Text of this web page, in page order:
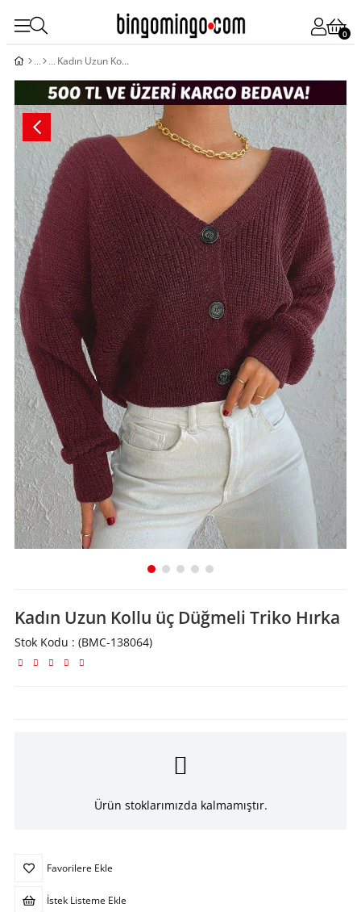
0
Kadın Uzun Kollu üç Düğmeli Triko Hırka
Kadın Uzun Kollu üç Düğmeli Triko Hırka
Stok Kodu (BMC-138064)
Ürün stoklarımızda kalmamıştır.
Favorilere Ekle
İstek Listeme Ekle